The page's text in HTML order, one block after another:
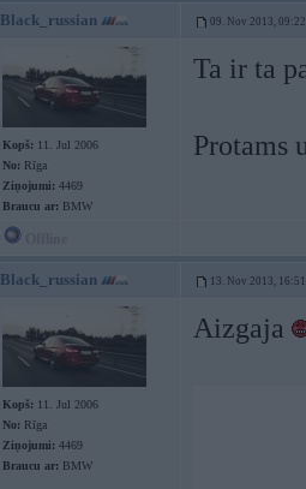
Black_russian 09. Nov 2013, 09:22
Kopš: 11. Jul 2006
No: Rīga
Ziņojumi: 4469
Braucu ar: BMW
Ta ir ta
Protams
Black_russian 13. Nov 2013, 16:51
Kopš: 11. Jul 2006
No: Rīga
Ziņojumi: 4469
Braucu ar: BMW
Aizgaja